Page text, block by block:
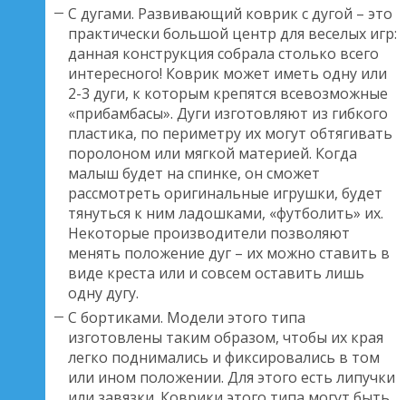
С дугами. Развивающий коврик с дугой – это
практически большой центр для веселых игр:
данная конструкция собрала столько всего
интересного! Коврик может иметь одну или
2-3 дуги, к которым крепятся всевозможные
«прибамбасы». Дуги изготовляют из гибкого
пластика, по периметру их могут обтягивать
поролоном или мягкой материей. Когда
малыш будет на спинке, он сможет
рассмотреть оригинальные игрушки, будет
тянуться к ним ладошками, «футболить» их.
Некоторые производители позволяют
менять положение дуг – их можно ставить в
виде креста или и совсем оставить лишь
одну дугу.
С бортиками. Модели этого типа
изготовлены таким образом, чтобы их края
легко поднимались и фиксировались в том
или ином положении. Для этого есть липучки